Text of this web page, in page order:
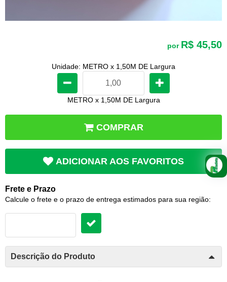
por R$ 45,50
Unidade: METRO x 1,50M DE Largura
METRO x 1,50M DE Largura
COMPRAR
ADICIONAR AOS FAVORITOS
Frete e Prazo
Calcule o frete e o prazo de entrega estimados para sua região:
Descrição do Produto